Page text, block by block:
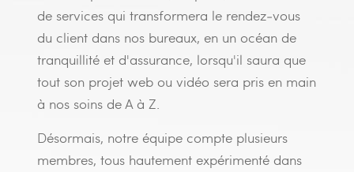
de services qui transformera le rendez-vous
du client dans nos bureaux, en un océan de
tranquillité et d'assurance, lorsqu'il saura que
tout son projet web ou vidéo sera pris en main
à nos soins de A à Z.
Désormais, notre équipe compte plusieurs
membres, tous hautement expérimenté dans